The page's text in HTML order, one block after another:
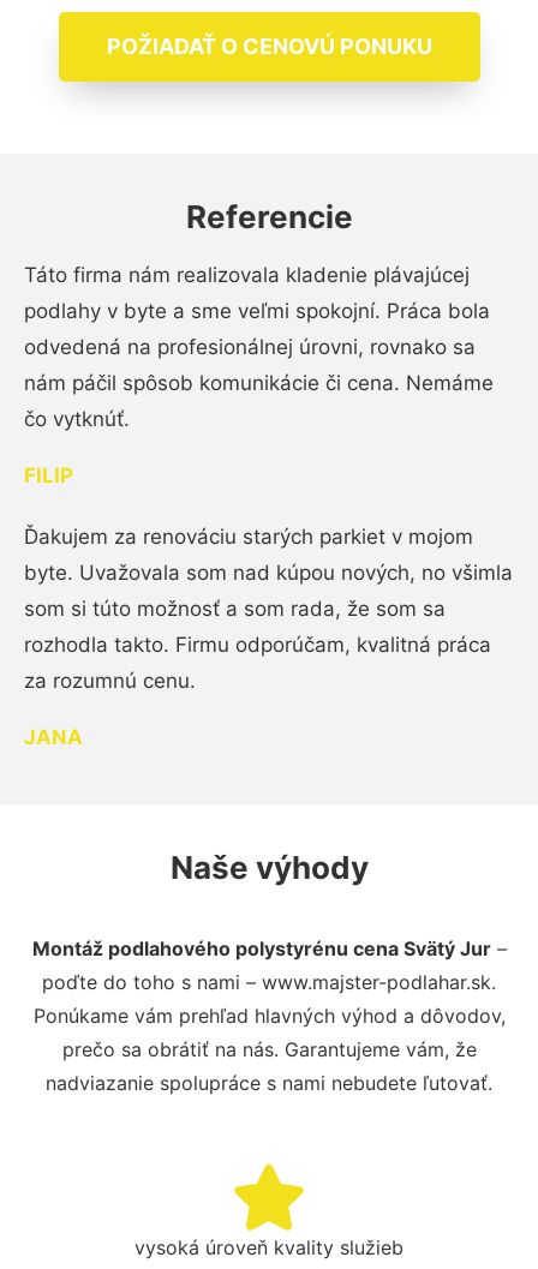
POŽIADAŤ O CENOVÚ PONUKU
Referencie
Táto firma nám realizovala kladenie plávajúcej
podlahy v byte a sme veľmi spokojní. Práca bola
odvedená na profesionálnej úrovni, rovnako sa
nám páčil spôsob komunikácie či cena. Nemáme
čo vytknúť.
FILIP
Ďakujem za renováciu starých parkiet v mojom
byte. Uvažovala som nad kúpou nových, no všimla
som si túto možnosť a som rada, že som sa
rozhodla takto. Firmu odporúčam, kvalitná práca
za rozumnú cenu.
JANA
Naše výhody
Montáž podlahového polystyrénu cena Svätý Jur–
poďte do toho s nami – www.majster-podlahar.sk.
Ponúkame vám prehľad hlavných výhod a dôvodov,
prečo sa obrátiť na nás. Garantujeme vám, že
nadviazanie spolupráce s nami nebudete ľutovať.
vysoká úroveň kvality služieb